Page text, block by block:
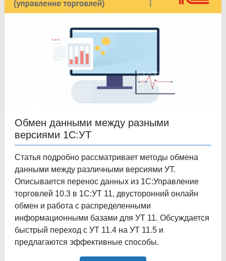
Обмен данными между разными
версиями 1С:УТ
Статья подробно рассматривает методы обмена
данными между различными версиями УТ.
Описывается перенос данных из 1С:Управление
торговлей 10.3 в 1С:УТ 11, двусторонний онлайн
обмен и работа с распределенными
информационными базами для УТ 11. Обсуждается
быстрый переход с УТ 11.4 на УТ 11.5 и
предлагаются эффективные способы.